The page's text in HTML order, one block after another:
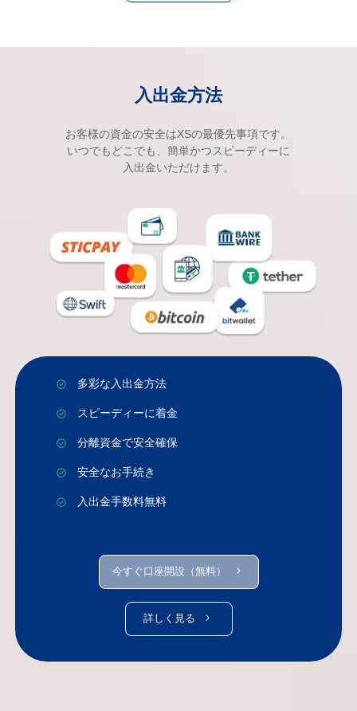
入出金方法
お客様の資金の安全はXSの最優先事項です。
いつでもどこでも、簡単かつスピーディーに
入出金いただけます。
多彩な入出金方法
スピーディーに着金
分離資金で安全確保
安全なお手続き
入出金手数料無料
今すぐ口座開設（無料）
詳しく見る